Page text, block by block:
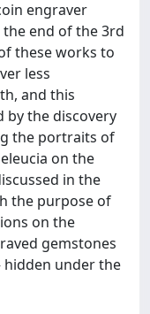
engraver
end of the 3rd
these works to
less
and this
by the discovery
the portraits of
on the
in the
the purpose of
on the
gemstones
hidden under the